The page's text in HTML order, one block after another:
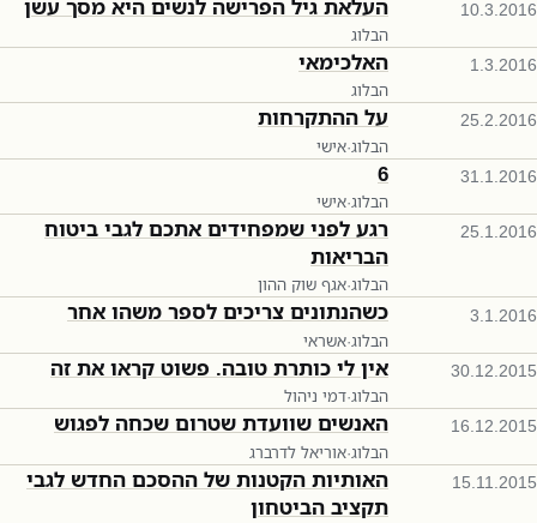
10.3.2016 העלאת גיל הפרישה לנשים היא מסך עשן
הבלוג
1.3.2016 האלכימאי
הבלוג
25.2.2016 על ההתקרחות
הבלוג·אישי
31.1.2016
6
הבלוג·אישי
25.1.2016
רגע לפני שמפחידים אתכם לגבי ביטוח
הבריאות
הבלוג·אגף שוק ההון
3.1.2016 כשהנתונים צריכים לספר משהו אחר
הבלוג·אשראי
30.12.2015 אין לי כותרת טובה. פשוט קראו את זה
הבלוג·דמי ניהול
16.12.2015 האנשים שוועדת שטרום שכחה לפגוש
הבלוג·אוריאל לדרברג
15.11.2015
האותיות הקטנות של ההסכם החדש לגבי
תקציב הביטחון